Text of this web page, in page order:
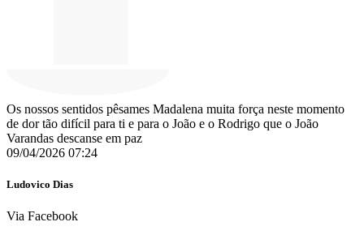
Os nossos sentidos pêsames Madalena muita força neste momento
de dor tão difícil para ti e para o João e o Rodrigo que o João
Varandas descanse em paz
09/04/2026 07:24
Ludovico Dias
Via Facebook